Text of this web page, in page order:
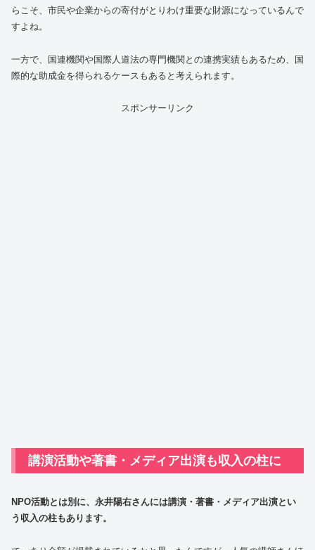
らこそ、市民や企業からの寄付がとりわけ重要な財源になっているんで
すよね。
一方で、国連機関や国際人道法の専門機関との連携実績もあるため、国
際的な助成金を得られるケースもあると考えられます。
スポンサーリンク
講演活動や著書・メディア出演も収入の柱に
NPO活動とは別に、永井陽右さんには講演・著書・メディア出演とい
う収入の柱もあります。